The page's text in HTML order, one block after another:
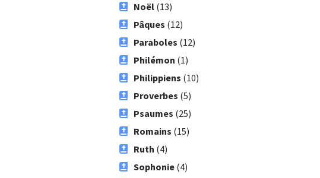
Noël(13)
Pâques (12)
Paraboles (12)
Philémon (1)
Philippiens (10)
Proverbes (5)
Psaumes (25)
Romains (15)
Ruth (4)
Sophonie(4)